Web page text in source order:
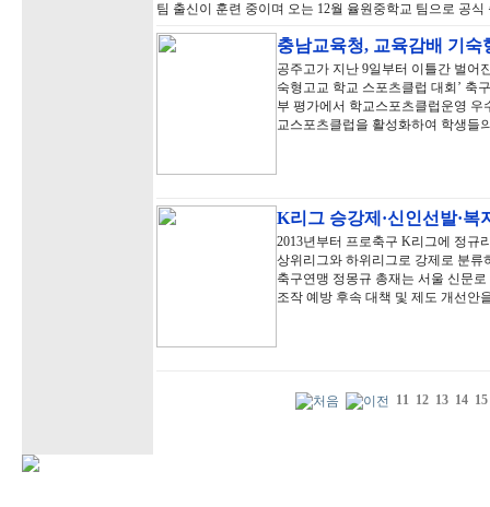
팀 출신이 훈련 중이며 오는 12월 율원중학교 팀으로 공
충남교육청, 교육감배 기
공주고가 지난 9일부터 이틀간 벌어
숙형고교 학교 스포츠클럽 대회’ 축
부 평가에서 학교스포츠클럽운영
교스포츠클럽을 활성화하여 학생들
K리그 승강제·신인선발·
2013년부터 프로축구 K리그에 정규
상위리그와 하위리그로 강제로 분류
축구연맹 정몽규 총재는 서울 신문
조작 예방 후속 대책 및 제도 개선안
11 12 13 14 15